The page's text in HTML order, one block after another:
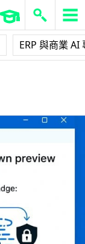
ERP 與商業 AI